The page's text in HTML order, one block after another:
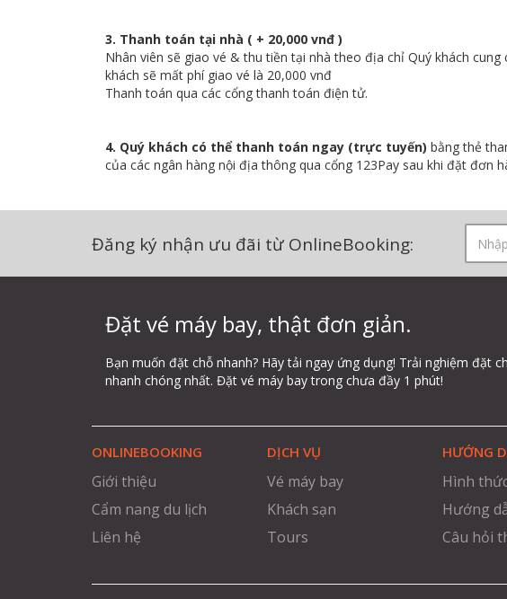
3. Thanh toán tại nhà ( + 20,000 vnđ )
Nhân viên sẽ giao vé & thu tiền tại nhà theo địa chỉ Quý khách
khách sẽ mất phí giao vé là 20,000 vnđ
Thanh toán qua các cổng thanh toán điện tử.
4. Quý khách có thể thanh toán ngay (trực tuyến) bằng thẻ
của các ngân hàng nội địa thông qua cổng 123Pay sau khi đặt đơn
Đăng ký nhận ưu đãi từ OnlineBooking:
Đặt vé máy bay, thật đơn giản.
Bạn muốn đặt chỗ nhanh? Hãy tải ngay ứng dụng! Trải nghiệm đặt
nhanh chóng nhất. Đặt vé máy bay trong chưa đầy 1 phút!
ONLINEBOOKING
Giới thiệu
Cẩm nang du lịch
Liên hệ
DỊCH VỤ
Vé máy bay
Khách sạn
Tours
HƯỚNG
Hình
Hướng
Câu hỏi